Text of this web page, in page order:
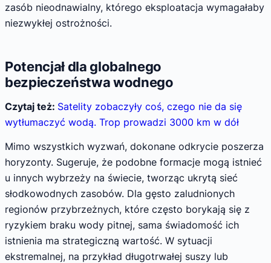
zasób nieodnawialny, którego eksploatacja wymagałaby
niezwykłej ostrożności.
Potencjał dla globalnego
bezpieczeństwa wodnego
Czytaj też: Satelity zobaczyły coś, czego nie da się
wytłumaczyć wodą. Trop prowadzi 3000 km w dół
Mimo wszystkich wyzwań, dokonane odkrycie poszerza
horyzonty. Sugeruje, że podobne formacje mogą istnieć
u innych wybrzeży na świecie, tworząc ukrytą sieć
słodkowodnych zasobów. Dla gęsto zaludnionych
regionów przybrzeżnych, które często borykają się z
ryzykiem braku wody pitnej, sama świadomość ich
istnienia ma strategiczną wartość. W sytuacji
ekstremalnej, na przykład długotrwałej suszy lub